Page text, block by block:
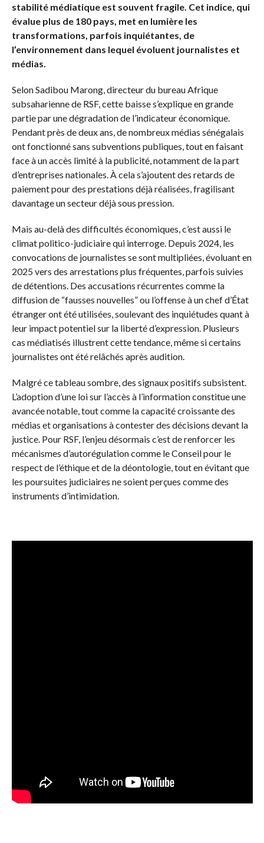
stabilité médiatique est souvent fragile. Cet indice, qui
évalue plus de 180 pays, met en lumière les
transformations, parfois inquiétantes, de
l’environnement dans lequel évoluent journalistes et
médias.
Selon Sadibou Marong, directeur du bureau Afrique
subsaharienne de RSF, cette baisse s’explique en grande
partie par une dégradation de l’indicateur économique.
Pendant près de deux ans, de nombreux médias sénégalais
ont fonctionné sans subventions publiques, tout en faisant
face à un accès limité à la publicité, notamment de la part
d’entreprises nationales. À cela s’ajoutent des retards de
paiement pour des prestations déjà réalisées, fragilisant
davantage un secteur déjà sous pression.
Mais au-delà des difficultés économiques, c’est aussi le
climat politico-judiciaire qui interroge. Depuis 2024, les
convocations de journalistes se sont multipliées, évoluant en
2025 vers des arrestations plus fréquentes, parfois suivies
de détentions. Des accusations récurrentes comme la
diffusion de “fausses nouvelles” ou l’offense à un chef d’État
étranger ont été utilisées, soulevant des inquiétudes quant à
leur impact potentiel sur la liberté d’expression. Plusieurs
cas médiatisés illustrent cette tendance, même si certains
journalistes ont été relâchés après audition.
Malgré ce tableau sombre, des signaux positifs subsistent.
L’adoption d’une loi sur l’accès à l’information constitue une
avancée notable, tout comme la capacité croissante des
médias et organisations à contester des décisions devant la
justice. Pour RSF, l’enjeu désormais c’est de renforcer les
mécanismes d’autorégulation comme le Conseil pour le
respect de l’éthique et de la déontologie, tout en évitant que
les poursuites judiciaires ne soient perçues comme des
instruments d’intimidation.